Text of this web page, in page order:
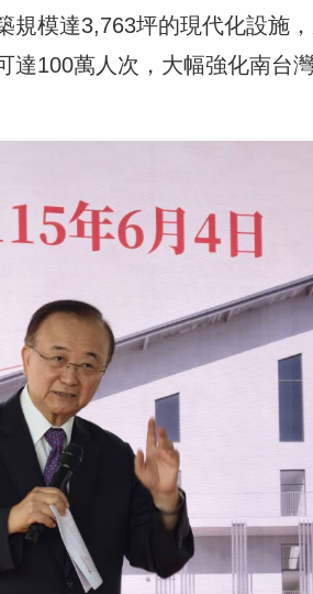
規模達3,763坪的現代化設施
達100萬人次，大幅強化南台